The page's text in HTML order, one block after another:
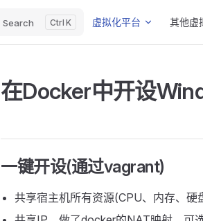
Search K 虚拟化平台 其他虚
在Docker中开设
一键开设(通过vagrant)
共享宿主机所有资源(CPU、内存、